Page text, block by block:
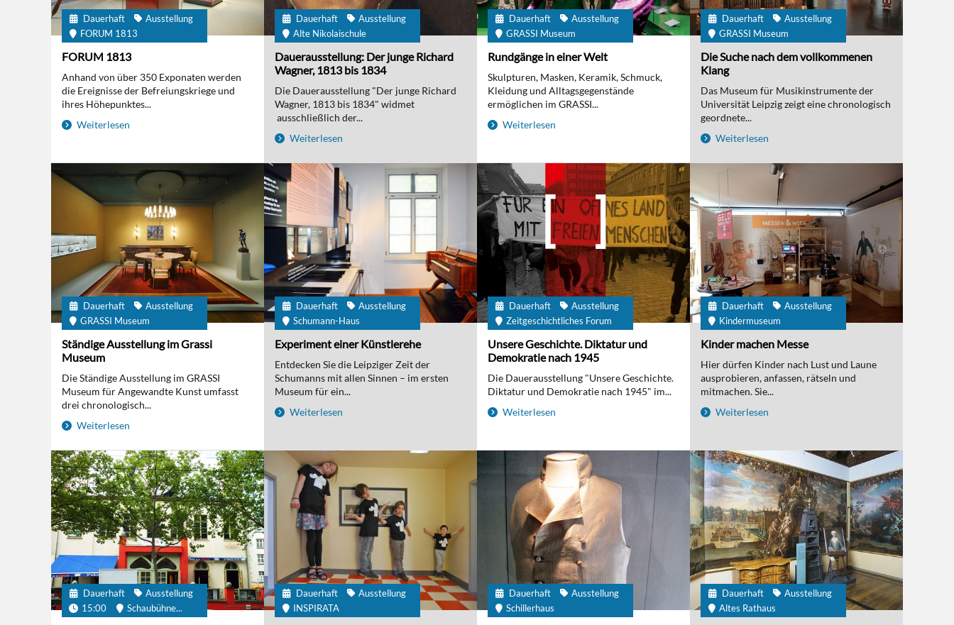
Dauerhaft
Ausstellung
FORUM 1813
FORUM 1813
Anhand von über 350 Exponaten werden
die Ereignisse der Befreiungskriege und
ihres Höhepunktes...
Weiterlesen
Dauerhaft
Ausstellung
Alte Nikolaischule
Dauerausstellung: Der junge Richard
Wagner, 1813 bis 1834
Die Dauerausstellung "Der junge Richard
Wagner, 1813 bis 1834" widmet
ausschließlich der...
Weiterlesen
Dauerhaft
Ausstellung
GRASSI Museum
Rundgänge in einer Welt
Skulpturen, Masken, Keramik, Schmuck,
Kleidung und Alltagsgegenstände
ermöglichen im GRASSI...
Weiterlesen
Dauerhaft
Ausstellung
GRASSI Museum
Die Suche nach dem vollkommenen
Klang
Das Museum für Musikinstrumente der
Universität Leipzig zeigt eine chronologisch
geordnete...
Weiterlesen
Dauerhaft
Ausstellung
GRASSI Museum
Ständige Ausstellung im Grassi
Museum
Die Ständige Ausstellung im GRASSI
Museum für Angewandte Kunst umfasst
drei chronologisch...
Weiterlesen
Dauerhaft
Ausstellung
Schumann-Haus
Experiment einer Künstlerehe
Entdecken Sie die Leipziger Zeit der
Schumanns mit allen Sinnen – im ersten
Museum für ein...
Weiterlesen
Dauerhaft
Ausstellung
Zeitgeschichtliches Forum
Unsere Geschichte. Diktatur und
Demokratie nach 1945
Die Dauerausstellung "Unsere Geschichte.
Diktatur und Demokratie nach 1945" im...
Weiterlesen
Dauerhaft
Ausstellung
Kindermuseum
Kinder machen Messe
Hier dürfen Kinder nach Lust und Laune
ausprobieren, anfassen, rätseln und
mitmachen. Sie...
Weiterlesen
Dauerhaft
Ausstellung
15:00
Schaubühne...
Dauerhaft
Ausstellung
INSPIRATA
Dauerhaft
Ausstellung
Schillerhaus
Dauerhaft
Ausstellung
Altes Rathaus